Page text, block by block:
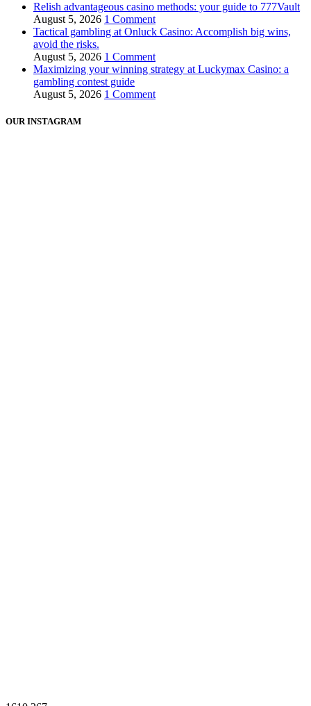
Relish advantageous casino methods: your guide to 777Vault
August 5, 2026 1 Comment
Tactical gambling at Onluck Casino: Accomplish big wins,
avoid the risks.
August 5, 2026 1 Comment
Maximizing your winning strategy at Luckymax Casino: a
gambling contest guide
August 5, 2026 1 Comment
OUR INSTAGRAM